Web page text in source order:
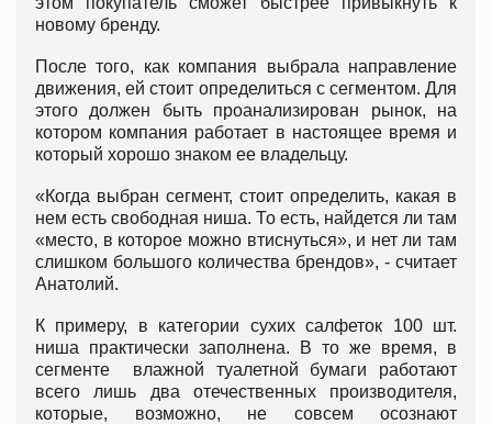
новому бренду.
После того, как компания выбрала направление
движения, ей стоит определиться с сегментом. Для
этого должен быть проанализирован рынок, на
котором компания работает в настоящее время и
который хорошо знаком ее владельцу.
«Когда выбран сегмент, стоит определить, какая в
нем есть свободная ниша. То есть, найдется ли там
«место, в которое можно втиснуться», и нет ли там
слишком большого количества брендов», - считает
Анатолий.
К примеру, в категории сухих салфеток 100 шт.
ниша практически заполнена. В то же время, в
сегменте влажной туалетной бумаги работают
всего лишь два отечественных производителя,
которые, возможно, не совсем осознают